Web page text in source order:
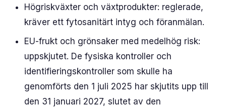
Högriskväxter och växtprodukter: reglerade,
kräver ett fytosanitärt intyg och föranmälan.
EU-frukt och grönsaker med medelhög risk:
uppskjutet. De fysiska kontroller och
identifieringskontroller som skulle ha
genomförts den 1 juli 2025 har skjutits upp till
den 31 januari 2027, slutet av den